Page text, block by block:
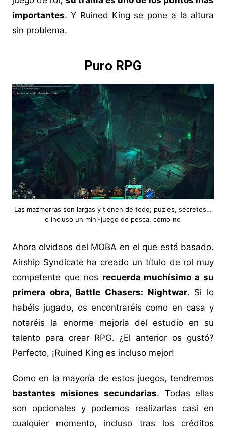
importantes. Y Ruined King se pone a la altura
sin problema.
Puro RPG
Las mazmorras son largas y tienen de todo; puzles, secretos…
e incluso un mini-juego de pesca, cómo no
Ahora olvidaos del MOBA en el que está basado.
Airship Syndicate ha creado un título de rol muy
competente que nos recuerda muchísimo a su
primera obra, Battle Chasers: Nightwar. Si lo
habéis jugado, os encontraréis como en casa y
notaréis la enorme mejoría del estudio en su
talento para crear RPG. ¿El anterior os gustó?
Perfecto, ¡Ruined King es incluso mejor!
Como en la mayoría de estos juegos, tendremos
bastantes misiones secundarias. Todas ellas
son opcionales y podemos realizarlas casi en
cualquier momento, incluso tras los créditos